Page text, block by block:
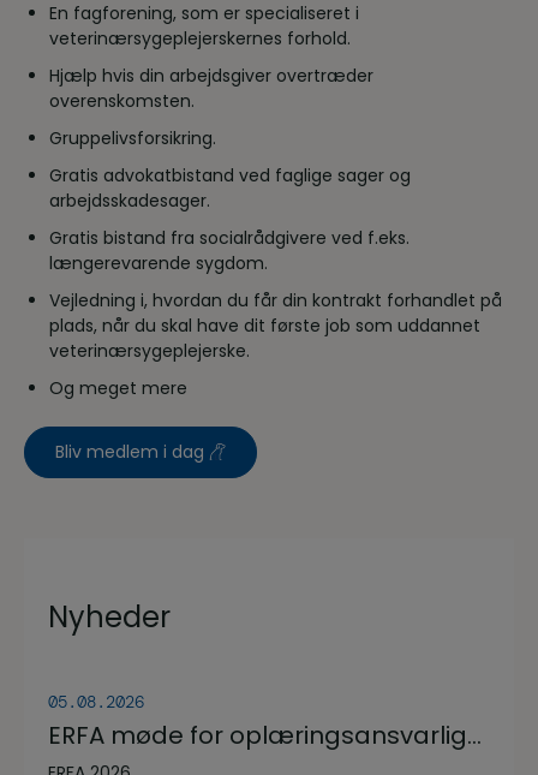
En fagforening, som er specialiseret i
veterinærsygeplejerskernes forhold.
Hjælp hvis din arbejdsgiver overtræder
overenskomsten.
Gruppelivsforsikring.
Gratis advokatbistand ved faglige sager og
arbejdsskadesager.
Gratis bistand fra socialrådgivere ved f.eks.
længerevarende sygdom.
Vejledning i, hvordan du får din kontrakt forhandlet på
plads, når du skal have dit første job som uddannet
veterinærsygeplejerske.
Og meget mere
Bliv medlem i dag
Nyheder
05.08.2026
ERFA møde for oplæringsansvarlige
på veterinærsygeplejerske